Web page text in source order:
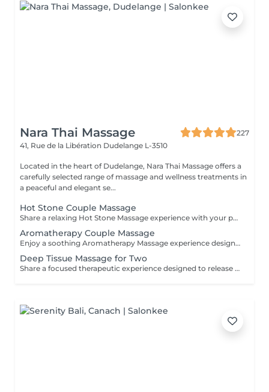
Nara Thai Massage
227
41, Rue de la Libération Dudelange L-3510
Located in the heart of Dudelange, Nara Thai Massage offers a
carefully selected range of massage and wellness treatments in
a peaceful and elegant se...
Hot Stone Couple Massage
Share a relaxing Hot Stone Massage experience with your partner, friend, or loved one. Smooth heated stones and warm oils help ease muscular tension while creating a calming and memorable wellness experience.
Aromatherapy Couple Massage
Enjoy a soothing Aromatherapy Massage experience designed for two. Carefully selected aromatic oils are combined with gentle, flowing massage techniques to create a deeply calming and enjoyable treatment. The natural fragrances help create a peaceful atmosphere, while the massage promotes relaxation and comfort. An ideal choice for couples, friends, or family members wishing to share a moment of tranquillity and well-being.
Deep Tissue Massage for Two
Share a focused therapeutic experience designed to release deep-seated tension and restore freedom of movement. Using slow, targeted pressure, this treatment works into deeper muscle layers and connective tissue, making it ideal for persistent tightness, physical strain, and active lifestyles.